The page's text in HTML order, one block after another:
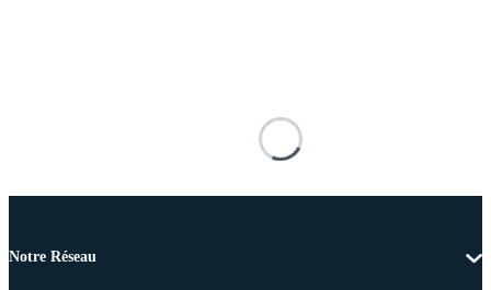
Notre Réseau